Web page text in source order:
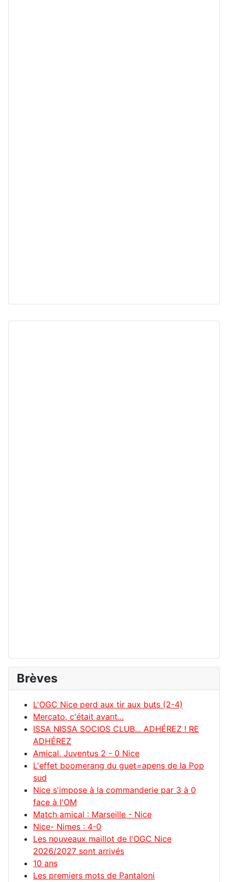
Brèves
L'OGC Nice perd aux tir aux buts (2-4)
Mercato, c'était avant...
ISSA NISSA SOCIOS CLUB... ADHÉREZ ! RE
ADHÉREZ
Amical, Juventus 2 - 0 Nice
L'effet boomerang du guet=apens de la Pop
sud
Nice s'impose à la commanderie par 3 à 0
face à l'OM
Match amical : Marseille - Nice
Nice- Nimes : 4-0
Les nouveaux maillot de l'OGC Nice
2026/2027 sont arrivés
10 ans
Les premiers mots de Pantaloni